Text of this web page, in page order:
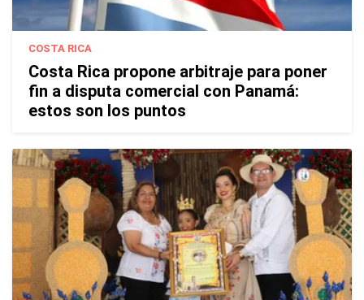
COSTA RICA
Costa Rica propone arbitraje para poner
fin a disputa comercial con Panamá:
estos son los puntos